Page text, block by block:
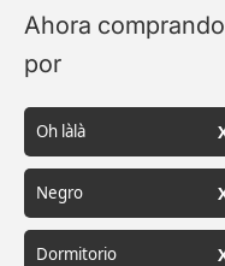
Ahora comprando
por
Oh làlà
Negro
Dormitorio